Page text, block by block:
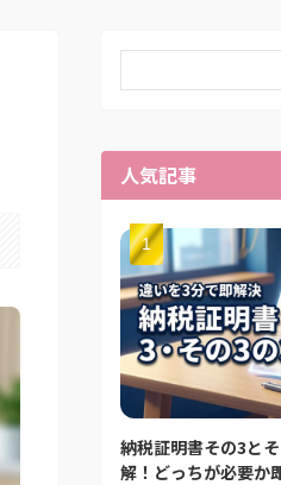
人気記事
納税証明書その3と
解！どっちが必要か